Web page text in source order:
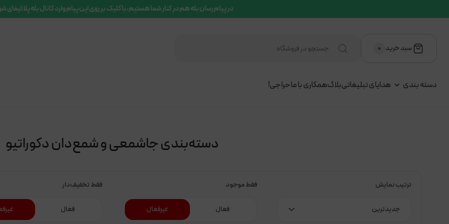
در پیام رسان بله هم در کنار شما هستیم، با کلیک بر روی این پیام وارد کانال بله پلاکیفای
سبد خرید ۰
دسته بندی هدایای تبلیغاتیبلاگهمکاری با ماحراجی!
دسته‌بندی جاشمعی و شمع‌دان دکوراتیو
ترتیب نمایش
جدیدترین
فقط موجود
فعال غیرفعال
فقط تخفیف‌دار
فعال